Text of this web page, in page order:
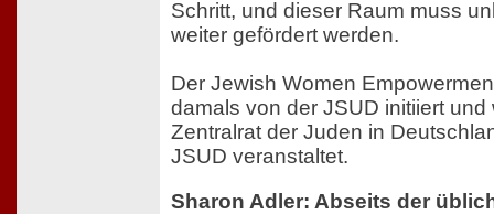
Schritt, und dieser Raum muss
weiter gefördert werden.
Der Jewish Women
damals von der JSUD initiiert und
Zentralrat der Juden in
JSUD veranstaltet.
Sharon Adler: Abseits der